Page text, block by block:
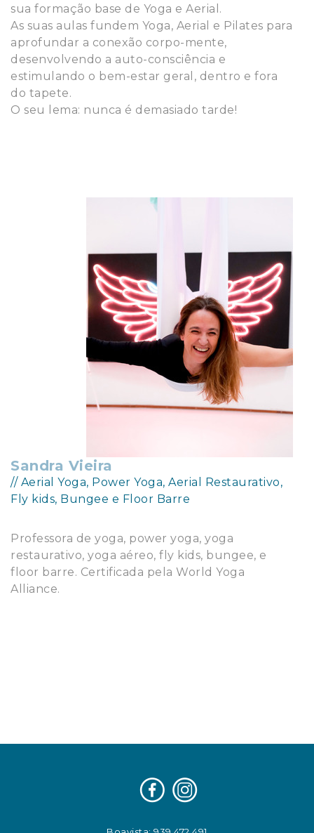
sua formação base de Yoga e Aerial.
As suas aulas fundem Yoga, Aerial e Pilates para
aprofundar a conexão corpo-mente,
desenvolvendo a auto-consciência e
estimulando o bem-estar geral, dentro e fora
do tapete.
O seu lema: nunca é demasiado tarde!
Sandra Vieira
// Aerial Yoga, Power Yoga, Aerial Restaurativo,
Fly kids, Bungee e Floor Barre
Professora de yoga, power yoga, yoga
restaurativo, yoga aéreo, fly kids, bungee, e
floor barre. Certificada pela World Yoga
Alliance.